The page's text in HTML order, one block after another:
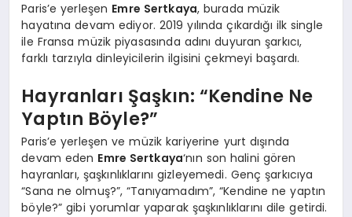
Paris’e yerleşen Emre Sertkaya, burada müzik
hayatına devam ediyor. 2019 yılında çıkardığı ilk single
ile Fransa müzik piyasasında adını duyuran şarkıcı,
farklı tarzıyla dinleyicilerin ilgisini çekmeyi başardı.
Hayranları Şaşkın: “Kendine Ne
Yaptın Böyle?”
Paris’e yerleşen ve müzik kariyerine yurt dışında
devam eden Emre Sertkaya‘nın son halini gören
hayranları, şaşkınlıklarını gizleyemedi. Genç şarkıcıya
“Sana ne olmuş?”, “Tanıyamadım”, “Kendine ne yaptın
böyle?” gibi yorumlar yaparak şaşkınlıklarını dile getirdi.